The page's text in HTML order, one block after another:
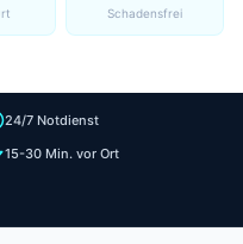
Schadensfrei
24/7 Notdienst
15-30 Min. vor Ort